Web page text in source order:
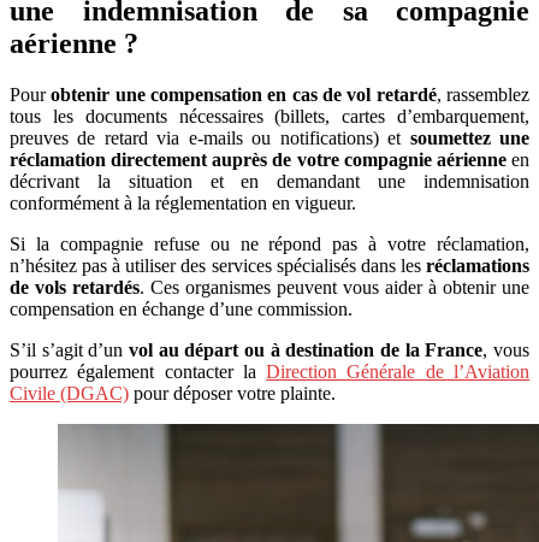
une indemnisation de sa compagnie
aérienne ?
Pourobtenir une compensation en cas de vol retardé, rassemblez
tous les documents nécessaires (billets, cartes d’embarquement,
preuves de retard via e-mails ou notifications) et soumettez une
réclamation directement auprès de votre compagnie aérienneen
décrivant la situation et en demandant une indemnisation
conformément à la réglementation en vigueur.
Si la compagnie refuse ou ne répond pas à votre réclamation,
n’hésitez pas à utiliser des services spécialisés dans les réclamations
de vols retardés. Ces organismes peuvent vous aider à obtenir une
compensation en échange d’une commission.
S’il s’agit d’un vol au départ ou à destination de la France, vous
pourrez également contacter laDirection Générale de l’Aviation
Civile (DGAC) pour déposer votre plainte.